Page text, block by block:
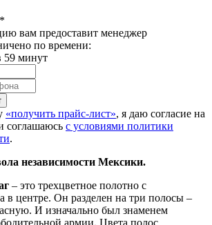
вам предоставит менеджер
по времени:
59 минут
«получить прайс-лист», я даю согласие на
соглашаюсь с условиями политики
.
независимости Мексики.
– это трехцветное полотно с
в центре. Он разделен на три полосы –
И изначально был знаменем
армии. Цвета полос